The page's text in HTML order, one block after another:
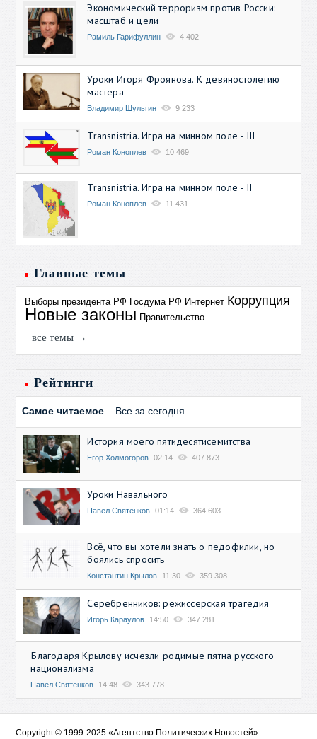
Экономический терроризм против России:
масштаб и цели
Рамиль Гарифуллин 4 402
Уроки Игоря Фроянова. К девяностолетию
мастера
Владимир Шульгин 9 233
Transnistria. Игра на минном поле - III
Роман Коноплев 10 469
Transnistria. Игра на минном поле - II
Роман Коноплев 11 431
Главные темы
Выборы президента РФ Госдума РФ Интернет Коррупция
Новые законы Правительство
все темы →
Рейтинги
Самое читаемое Все за сегодня
История моего пятидесятисемитства
Егор Холмогоров 02:14 407 873
Уроки Навального
Павел Святенков 01:14 364 603
Всё, что вы хотели знать о педофилии, но
боялись спросить
Константин Крылов 11:30 359 308
Серебренников: режиссерская трагедия
Игорь Караулов 14:50 347 281
Благодаря Крылову исчезли родимые пятна русского
национализма
Павел Святенков 14:48 343 778
Copyright © 1999-2025 «Агентство Политических Новостей»